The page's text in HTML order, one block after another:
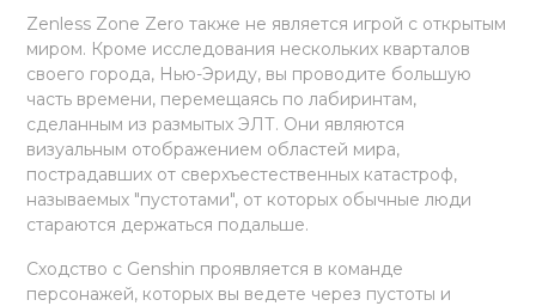
Zenless Zone Zero также не является игрой с открытым
миром. Кроме исследования нескольких кварталов
своего города, Нью-Эриду, вы проводите большую
часть времени, перемещаясь по лабиринтам,
сделанным из размытых ЭЛТ. Они являются
визуальным отображением областей мира,
пострадавших от сверхъестественных катастроф,
называемых "пустотами", от которых обычные люди
стараются держаться подальше.
Сходство с Genshin проявляется в команде
персонажей, которых вы ведете через пустоты и